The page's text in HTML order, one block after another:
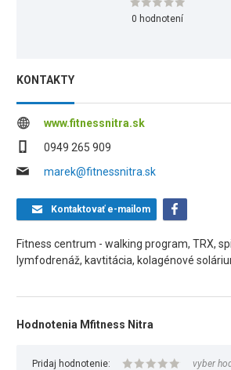
0 hodnotení
KONTAKTY
www.fitnessnitra.sk
0949 265 909
marek@fitnessnitra.sk
Kontaktovaťe-mailom
Fitness centrum - walking program, TRX,
lymfodrenáž, kavtitácia, kolagénové
Hodnotenia Mfitness Nitra
Pridaj hodnotenie: vyber